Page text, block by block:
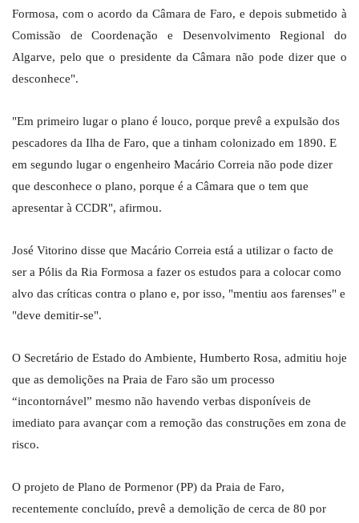
Formosa, com o acordo da Câmara de Faro, e depois submetido à
Comissão de Coordenação e Desenvolvimento Regional do
Algarve, pelo que o presidente da Câmara não pode dizer que o
desconhece".
"Em primeiro lugar o plano é louco, porque prevê a expulsão dos
pescadores da Ilha de Faro, que a tinham colonizado em 1890. E
em segundo lugar o engenheiro Macário Correia não pode dizer
que desconhece o plano, porque é a Câmara que o tem que
apresentar à CCDR", afirmou.
José Vitorino disse que Macário Correia está a utilizar o facto de
ser a Pólis da Ria Formosa a fazer os estudos para a colocar como
alvo das críticas contra o plano e, por isso, "mentiu aos farenses" e
"deve demitir-se".
O Secretário de Estado do Ambiente, Humberto Rosa, admitiu hoje
que as demolições na Praia de Faro são um processo
“incontornável” mesmo não havendo verbas disponíveis de
imediato para avançar com a remoção das construções em zona de
risco.
O projeto de Plano de Pormenor (PP) da Praia de Faro,
recentemente concluído, prevê a demolição de cerca de 80 por